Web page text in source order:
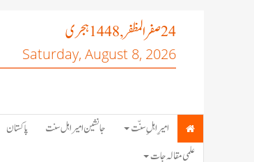
24صفر المظفر, 1448 ہجری
Saturday, August 8, 2026
امیرِ اہلِ سنّت جانشین امیر اہل سنت پاکستان
علمی مقالہ جات